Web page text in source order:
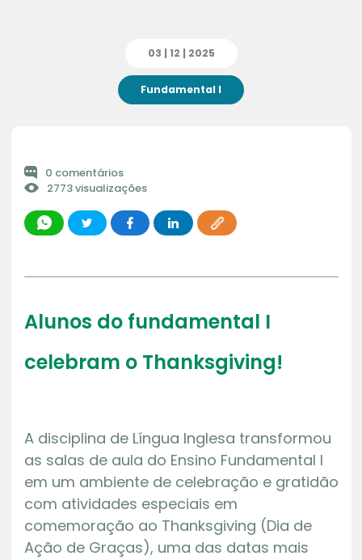
03 | 12 | 2025
Fundamental I
0 comentários
2773 visualizações
Alunos do fundamental I
celebram o Thanksgiving!
A disciplina de Língua Inglesa transformou
as salas de aula do Ensino Fundamental I
em um ambiente de celebração e gratidão
com atividades especiais em
comemoração ao Thanksgiving (Dia de
Ação de Graças), uma das datas mais